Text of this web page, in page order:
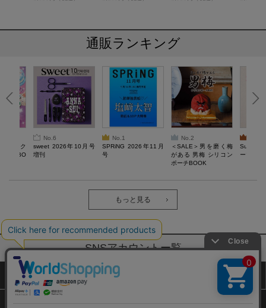
通販ランキング
るスク
ぷにBO
No.6
sweet 2026年10月号
増刊
No.1
SPRiNG 2026年11月
号
No.2
＜SALE＞男を磨く梅
がある 男梅 シリコン
ポーチBOOK
ーツチャ
もっと見る
SNSアカウントー覧
サイトマップ